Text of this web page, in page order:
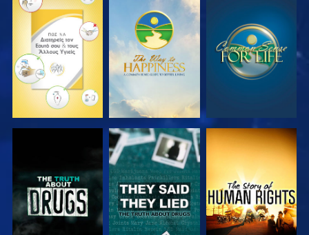
ΠΑΡΑΚΟΛΟΥΘΗΣΤΕ ΠΑΡΑΚΟΛΟΥΘΗΣΤΕ ΠΑΡΑΚΟΛΟΥΘΗΣΤΕ
ΠΑΡΑΚΟΛΟΥΘΗΣΤΕ ΠΑΡΑΚΟΛΟΥΘΗΣΤΕ ΠΑΡΑΚΟΛΟΥΘΗΣΤΕ